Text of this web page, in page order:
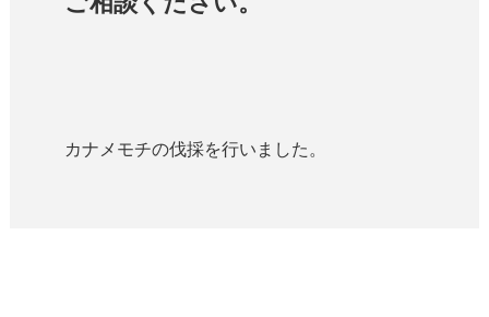
カナメモチの伐採を行いました。